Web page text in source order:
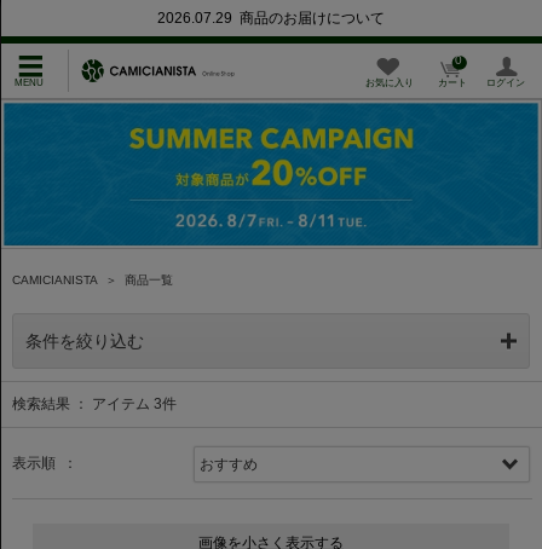
2026.07.29 商品のお届けについて
お気に入り カート
0
ログイン
CAMICIANISTA ＞ 商品一覧
条件を絞り込む
検索結果 ： アイテム 3件
表示順 ：